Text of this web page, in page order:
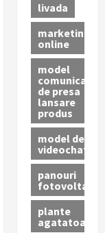
livada
marketing
online
model
comunicat
de presa
lansare
produs
model de
videochat
panouri
fotovoltaice
plante
agatatoare